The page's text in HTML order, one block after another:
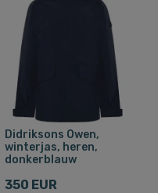
Didriksons Owen,
winterjas, heren,
donkerblauw
350 EUR